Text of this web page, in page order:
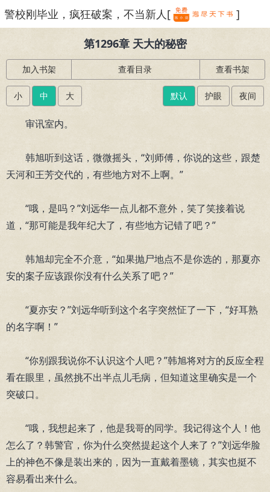
警校刚毕业，疯狂破案，不当新人[ ]繁体
第1296章 天大的秘密
加入书架 查看目录 查看书架
小 中 大 默认 护眼 夜间
审讯室内。
韩旭听到这话，微微摇头，“刘师傅，你说的这些，跟楚
天河和王芳交代的，有些地方对不上啊。”
“哦，是吗？”刘远华一点儿都不意外，笑了笑接着说
道，“那可能是我年纪大了，有些地方记错了吧？”
韩旭却完全不介意，“如果抛尸地点不是你选的，那夏亦
安的案子应该跟你没有什么关系了吧？”
“夏亦安？”刘远华听到这个名字突然怔了一下，“好耳熟
的名字啊！”
“你别跟我说你不认识这个人吧？”韩旭将对方的反应全程
看在眼里，虽然挑不出半点儿毛病，但知道这里确实是一个
突破口。
“哦，我想起来了，他是我哥的同学。我记得这个人！他
怎么了？韩警官，你为什么突然提起这个人来了？”刘远华脸
上的神色不像是装出来的，因为一直戴着墨镜，其实也挺不
容易看出来什么。